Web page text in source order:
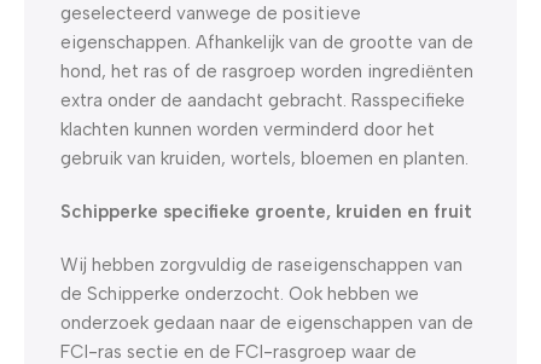
geselecteerd vanwege de positieve
eigenschappen. Afhankelijk van de grootte van de
hond, het ras of de rasgroep worden ingrediënten
extra onder de aandacht gebracht. Rasspecifieke
klachten kunnen worden verminderd door het
gebruik van kruiden, wortels, bloemen en planten.
Schipperke specifieke groente, kruiden en fruit
Wij hebben zorgvuldig de raseigenschappen van
de Schipperke onderzocht. Ook hebben we
onderzoek gedaan naar de eigenschappen van de
FCI-ras sectie en de FCI-rasgroep waar de